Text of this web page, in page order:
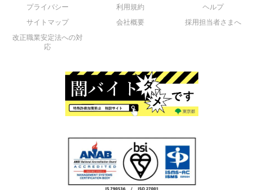
プライバシー 利用規約
ヘルプ
サイトマップ
会社概要
採用担当者さまへ
改正職業安定法への対
応